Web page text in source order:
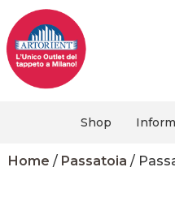
Shop
Home / Passatoia /